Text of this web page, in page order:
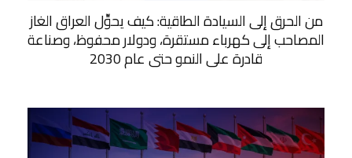
من الحرق إلى السيادة الطاقية: كيف يحوِّل العراق الغاز
المصاحب إلى كهرباء مستقرة، ودولار محفوظ، وصناعة
قادرة على النمو حتى عام 2030